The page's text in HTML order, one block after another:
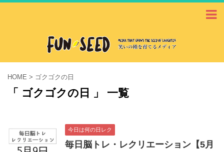
HOME > ゴクゴクの日
「 ゴクゴクの日 」 一覧
今日は何の日レク
毎日脳トレ・レクリエーション【5月